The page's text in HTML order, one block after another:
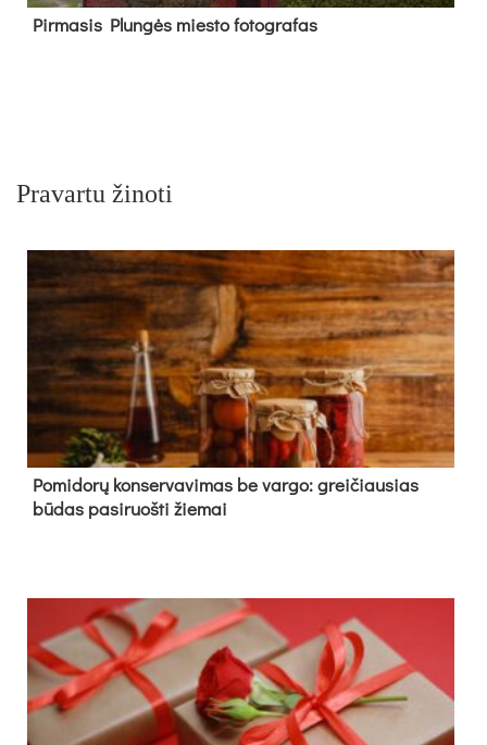
Pir­ma­sis Plun­gės mies­to fo­tog­ra­fas
Pravartu žinoti
Pomidorų konservavimas be vargo: greičiausias
būdas pasiruošti žiemai